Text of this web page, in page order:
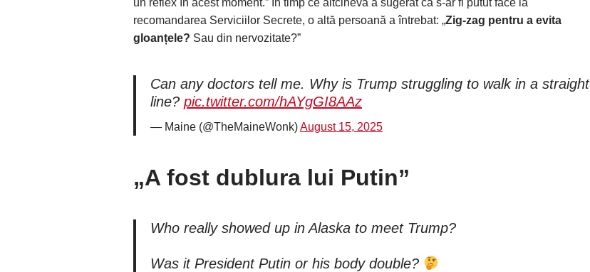
un reflex în acest moment.” În timp ce altcineva a sugerat că s-ar fi putut face la
recomandarea Serviciilor Secrete, o altă persoană a întrebat: „Zig-zag pentru a evita
gloanțele? Sau din nervozitate?”
Can any doctors tell me. Why is Trump struggling to walk in a straight
line? pic.twitter.com/hAYgGI8AAz
— Maine (@TheMaineWonk)August 15, 2025
„A fost dublura lui Putin”
Who really showed up in Alaska to meet Trump?
Was it President Putin or his body double?